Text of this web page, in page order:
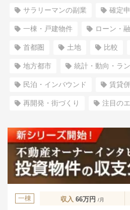
サラリーマンの副業 確定
一棟・戸建物件 ローン・
首都圏 土地 比較
地方都市 統計・動向・ラ
民泊・インバウンド 賃貸
再開発・街づくり 注目の
一棟 収入 66万円 /月